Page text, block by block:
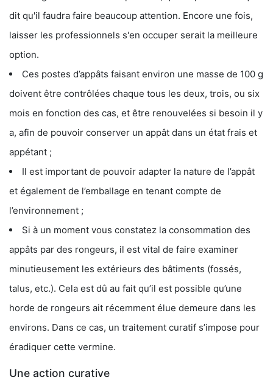
dit qu'il faudra faire beaucoup attention. Encore une fois,
laisser les professionnels s'en occuper serait la meilleure
option.
Ces postes d’appâts faisant environ une masse de 100 g
doivent être contrôlées chaque tous les deux, trois, ou six
mois en fonction des cas, et être renouvelées si besoin il y
a, afin de pouvoir conserver un appât dans un état frais et
appétant ;
Il est important de pouvoir adapter la nature de l’appât
et également de l’emballage en tenant compte de
l’environnement ;
Si à un moment vous constatez la consommation des
appâts par des rongeurs, il est vital de faire examiner
minutieusement les extérieurs des bâtiments (fossés,
talus, etc.). Cela est dû au fait qu’il est possible qu’une
horde de rongeurs ait récemment élue demeure dans les
environs. Dans ce cas, un traitement curatif s’impose pour
éradiquer cette vermine.
Une action curative